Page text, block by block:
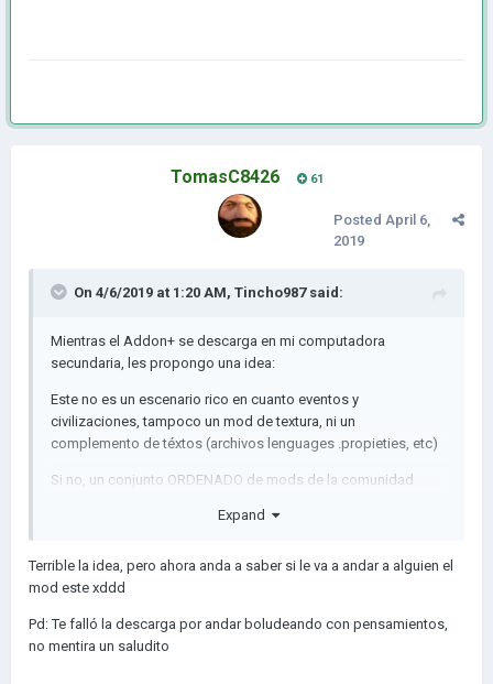
TomasC8426 61
Posted April 6,
2019
On 4/6/2019 at 1:20 AM, Tincho987said:
Mientras el Addon+ se descarga en mi computadora
secundaria, les propongo una idea:
Este no es un escenario rico en cuanto eventos y
civilizaciones, tampoco un mod de textura, ni un
complemento de téxtos (archivos lenguages .propieties, etc)
Si no, un conjunto ORDENADO de mods de la comunidad
El título del pack de mods en el juego está indeciso, ya veré.
la pc de mi hermano), varios mods de la comunidad de todas
las lenguas:
Expand
Terrible la idea, pero ahora anda a saber si le va a andar a alguien el
mod este xddd
Pd: Te falló la descarga por andar boludeando con pensamientos,
no mentira un saludito